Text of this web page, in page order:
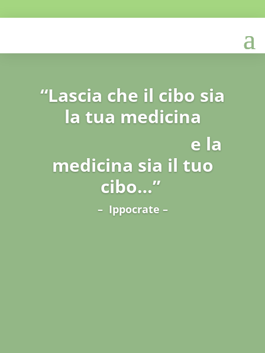
“Lascia che il cibo sia
la tua medicina
e la
medicina sia il tuo
cibo…”
– Ippocrate –